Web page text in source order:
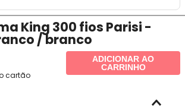
King 300 fios Parisi -
/ branco
cartão
ADICIONAR AO
CARRINHO